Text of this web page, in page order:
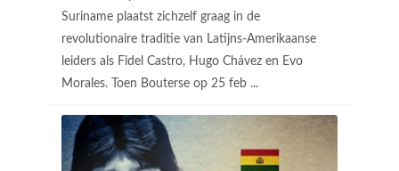
Suriname plaatst zichzelf graag in de
revolutionaire traditie van Latijns-Amerikaanse
leiders als Fidel Castro, Hugo Chávez en Evo
Morales. Toen Bouterse op 25 feb ...